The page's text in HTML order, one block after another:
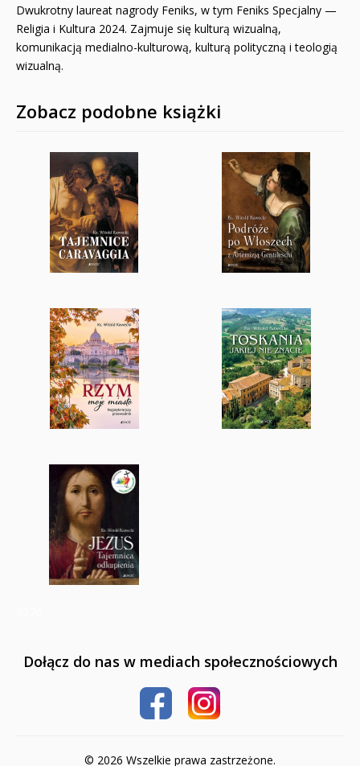
Dwukrotny laureat nagrody Feniks, w tym Feniks Specjalny —
Religia i Kultura 2024. Zajmuje się kulturą wizualną,
komunikacją medialno-kulturową, kulturą polityczną i teologią
wizualną.
Zobacz podobne książki
Dołącz do nas w mediach społecznościowych
© 2026 Wszelkie prawa zastrzeżone.